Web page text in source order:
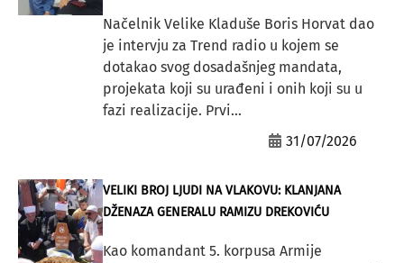
Načelnik Velike Kladuše Boris Horvat dao
je intervju za Trend radio u kojem se
dotakao svog dosadašnjeg mandata,
projekata koji su urađeni i onih koji su u
fazi realizacije. Prvi...
31/07/2026
VELIKI BROJ LJUDI NA VLAKOVU: KLANJANA
DŽENAZA GENERALU RAMIZU DREKOVIĆU
Kao komandant 5. korpusa Armije